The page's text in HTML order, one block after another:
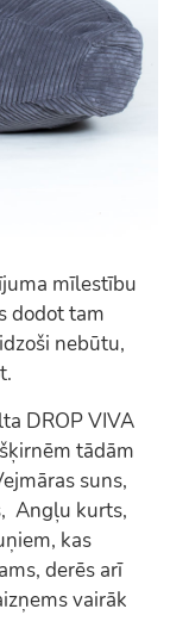
mīlestību
dodot tam
nebūtu,
DROP VIVA
tādām
suns,
Angļu kurts,
kas
derēs arī
vairāk